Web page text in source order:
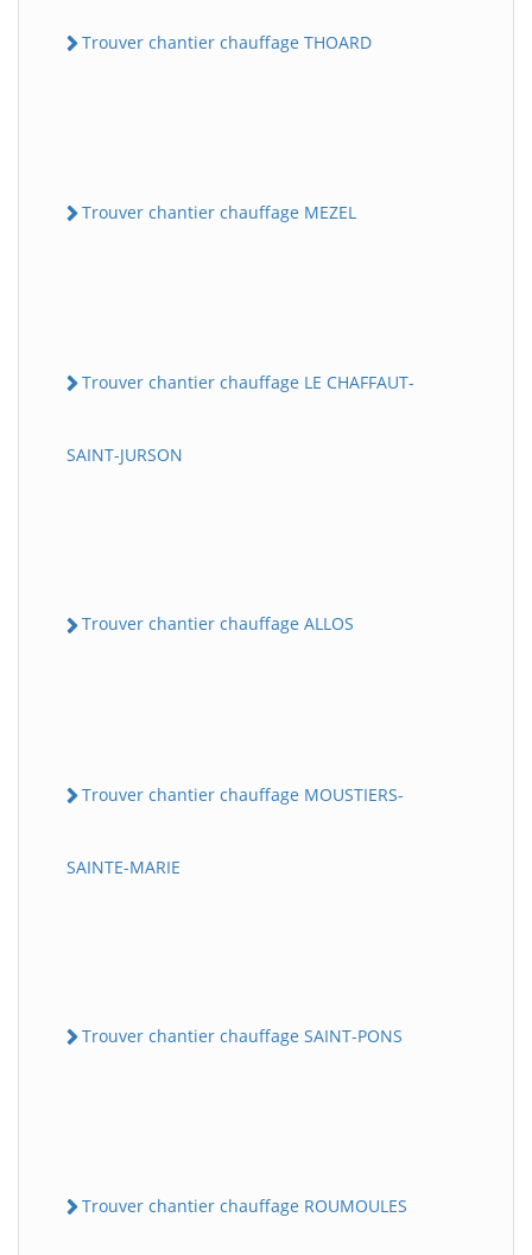
Trouver chantier chauffage THOARD
Trouver chantier chauffage MEZEL
Trouver chantier chauffage LE CHAFFAUT-
SAINT-JURSON
Trouver chantier chauffage ALLOS
Trouver chantier chauffage MOUSTIERS-
SAINTE-MARIE
Trouver chantier chauffage SAINT-PONS
Trouver chantier chauffage ROUMOULES